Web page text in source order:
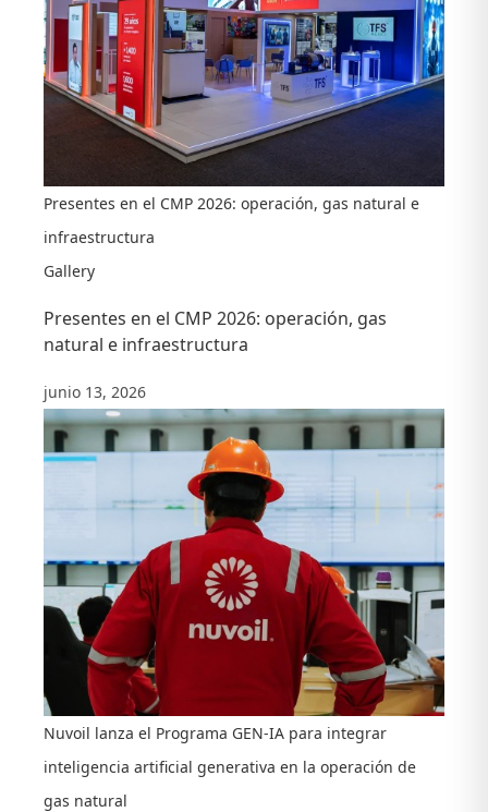
Presentes en el CMP 2026: operación, gas natural e
infraestructura
Gallery
Presentes en el CMP 2026: operación, gas
natural e infraestructura
junio 13, 2026
Nuvoil lanza el Programa GEN-IA para integrar
inteligencia artificial generativa en la operación de
gas natural